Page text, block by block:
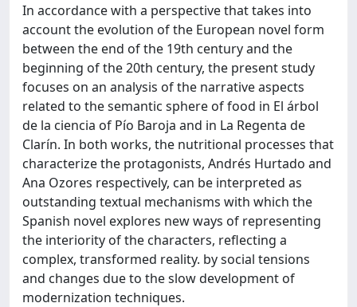
In accordance with a perspective that takes into
account the evolution of the European novel form
between the end of the 19th century and the
beginning of the 20th century, the present study
focuses on an analysis of the narrative aspects
related to the semantic sphere of food in El árbol
de la ciencia of Pío Baroja and in La Regenta de
Clarín. In both works, the nutritional processes that
characterize the protagonists, Andrés Hurtado and
Ana Ozores respectively, can be interpreted as
outstanding textual mechanisms with which the
Spanish novel explores new ways of representing
the interiority of the characters, reflecting a
complex, transformed reality. by social tensions
and changes due to the slow development of
modernization techniques.